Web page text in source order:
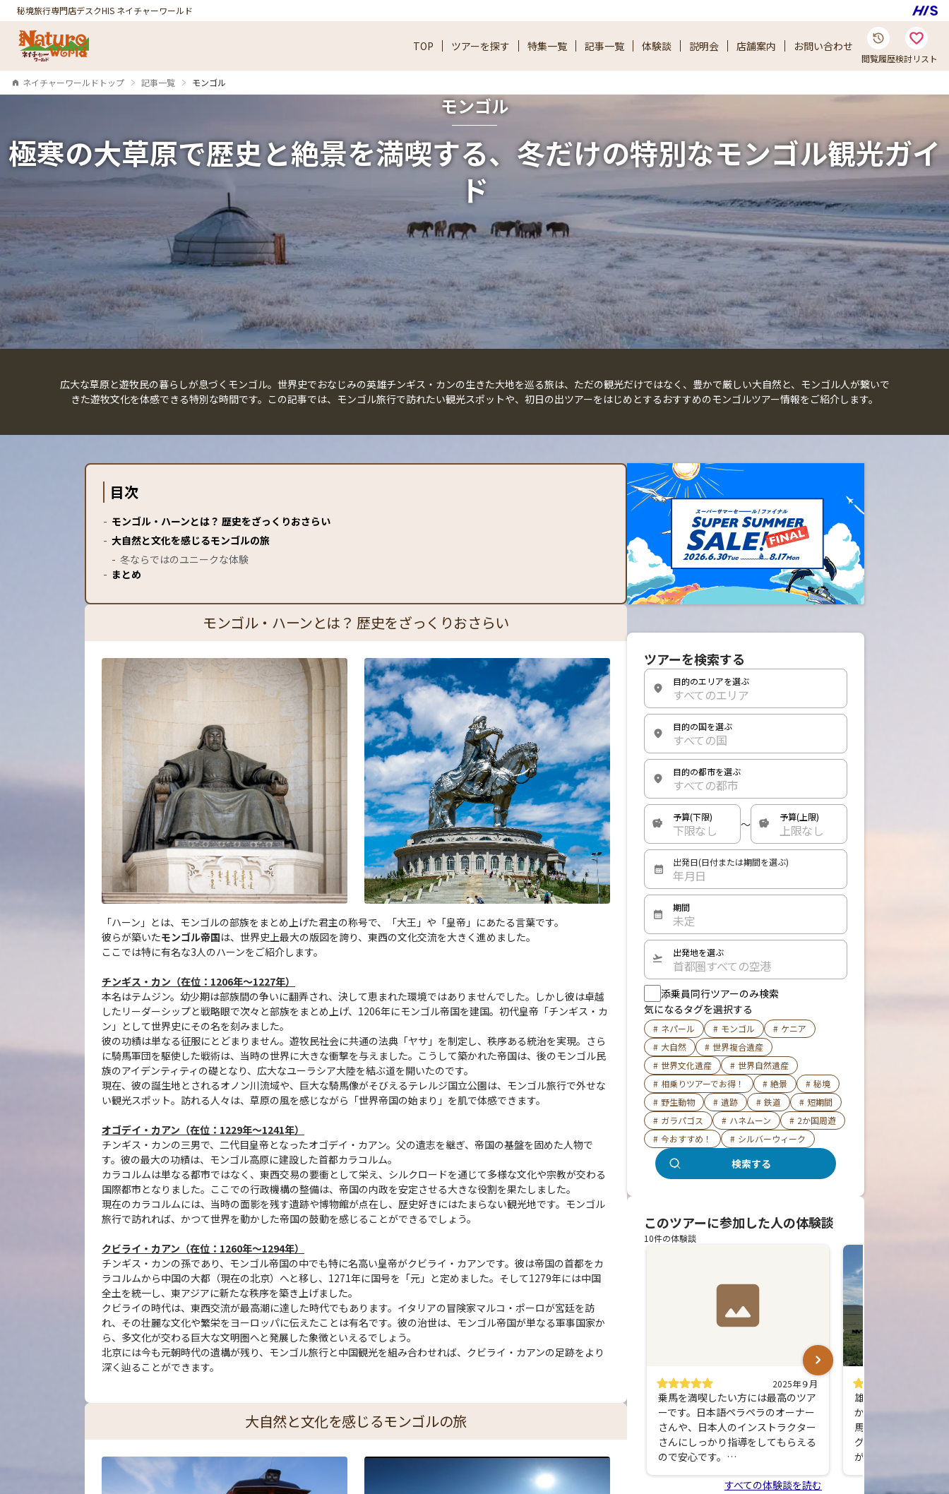
秘境旅行専門店デスクHIS ネイチャーワールド
TOP ツアーを探す 特集一覧 記事一覧 体験談 説明会 店舗案内 お問い合わせ
閲覧履歴検討リスト
ネイチャーワールドトップ
記事一覧 モンゴル
モンゴル
極寒の大草原で歴史と絶景を満喫する、冬だけの特別なモンゴル観光ガイ
ド
広大な草原と遊牧民の暮らしが息づくモンゴル。世界史でおなじみの英雄チンギス・カンの生きた大地を巡る旅は、ただの観光だけではなく、豊かで厳しい大自然と、モンゴル人が繋いで
きた遊牧文化を体感できる特別な時間です。この記事では、モンゴル旅行で訪れたい観光スポットや、初日の出ツアーをはじめとするおすすめのモンゴルツアー情報をご紹介します。
目次
- モンゴル・ハーンとは？ 歴史をざっくりおさらい
- 大自然と文化を感じるモンゴルの旅
- 冬ならではのユニークな体験
- まとめ
モンゴル・ハーンとは？ 歴史をざっくりおさらい
「ハーン」とは、モンゴルの部族をまとめ上げた君主の称号で、「大王」や「皇帝」にあたる言葉です。
彼らが築いたモンゴル帝国は、世界史上最大の版図を誇り、東西の文化交流を大きく進めました。
ここでは特に有名な3人のハーンをご紹介します。
チンギス・カン（在位：1206年〜1227年）
本名はテムジン。幼少期は部族間の争いに翻弄され、決して恵まれた環境ではありませんでした。しかし彼は卓越
したリーダーシップと戦略眼で次々と部族をまとめ上げ、1206年にモンゴル帝国を建国。初代皇帝「チンギス・カ
ン」として世界史にその名を刻みました。
彼の功績は単なる征服にとどまりません。遊牧民社会に共通の法典「ヤサ」を制定し、秩序ある統治を実現。さら
に騎馬軍団を駆使した戦術は、当時の世界に大きな衝撃を与えました。こうして築かれた帝国は、後のモンゴル民
族のアイデンティティの礎となり、広大なユーラシア大陸を結ぶ道を開いたのです。
現在、彼の誕生地とされるオノン川流域や、巨大な騎馬像がそびえるテレルジ国立公園は、モンゴル旅行で外せな
い観光スポット。訪れる人々は、草原の風を感じながら「世界帝国の始まり」を肌で体感できます。
オゴデイ・カアン（在位：1229年〜1241年）
チンギス・カンの三男で、二代目皇帝となったオゴデイ・カアン。父の遺志を継ぎ、帝国の基盤を固めた人物で
す。彼の最大の功績は、モンゴル高原に建設した首都カラコルム。
カラコルムは単なる都市ではなく、東西交易の要衝として栄え、シルクロードを通じて多様な文化や宗教が交わる
国際都市となりました。ここでの行政機構の整備は、帝国の内政を安定させる大きな役割を果たしました。
現在のカラコルムには、当時の面影を残す遺跡や博物館が点在し、歴史好きにはたまらない観光地です。モンゴル
旅行で訪れれば、かつて世界を動かした帝国の鼓動を感じることができるでしょう。
クビライ・カアン（在位：1260年〜1294年）
チンギス・カンの孫であり、モンゴル帝国の中でも特に名高い皇帝がクビライ・カアンです。彼は帝国の首都をカ
ラコルムから中国の大都（現在の北京）へと移し、1271年に国号を「元」と定めました。そして1279年には中国
全土を統一し、東アジアに新たな秩序を築き上げました。
クビライの時代は、東西交流が最高潮に達した時代でもあります。イタリアの冒険家マルコ・ポーロが宮廷を訪
れ、その壮麗な文化や繁栄をヨーロッパに伝えたことは有名です。彼の治世は、モンゴル帝国が単なる軍事国家か
ら、多文化が交わる巨大な文明圏へと発展した象徴といえるでしょう。
北京には今も元朝時代の遺構が残り、モンゴル旅行と中国観光を組み合わせれば、クビライ・カアンの足跡をより
深く辿ることができます。
大自然と文化を感じるモンゴルの旅
ツアーを検索する
目的のエリアを選ぶ
すべてのエリア
目的の国を選ぶ
すべての国
目的の都市を選ぶ
すべての都市
予算(下限)
下限なし 〜 予算(上限)
上限なし
出発日(日付または期間を選ぶ)
年月日
期間
未定
出発地を選ぶ
首都圏すべての空港
添乗員同行ツアーのみ検索
気になるタグを選択する
# ネパール # モンゴル # ケニア
# 大自然 # 世界複合遺産
# 世界文化遺産 # 世界自然遺産
# 相乗りツアーでお得！ # 絶景 # 秘境
# 野生動物 # 遺跡 # 鉄道 # 短期間
# ガラパゴス # ハネムーン # 2か国周遊
# 今おすすめ！ # シルバーウィーク
検索する
このツアーに参加した人の体験談
10件の体験談
2025年９月
乗馬を満喫したい方には最高のツア
ーです。日本語ペラペラのオーナー
さんや、日本人のインストラクター
さんにしっかり指導をしてもらえる
ので安心です。
昼は大自然の中を乗馬、夜は満天の
星空の下でキャンプファイヤー等想
雄大な自然の中で触
かさがとても印象的
馬に参加される際に
グパンツなど、お尻
が必須！かなり痛い
すべての体験談を読む